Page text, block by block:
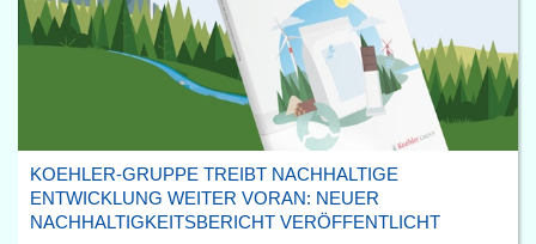
KOEHLER-GRUPPE TREIBT NACHHALTIGE
ENTWICKLUNG WEITER VORAN: NEUER
NACHHALTIGKEITSBERICHT VERÖFFENTLICHT